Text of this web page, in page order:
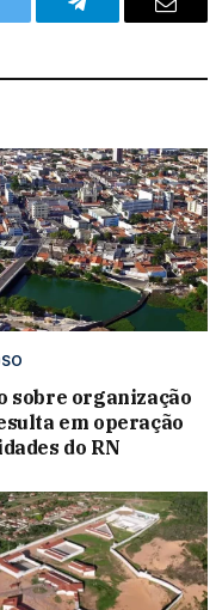
Telegram Email
sobre organização
em operação
do RN